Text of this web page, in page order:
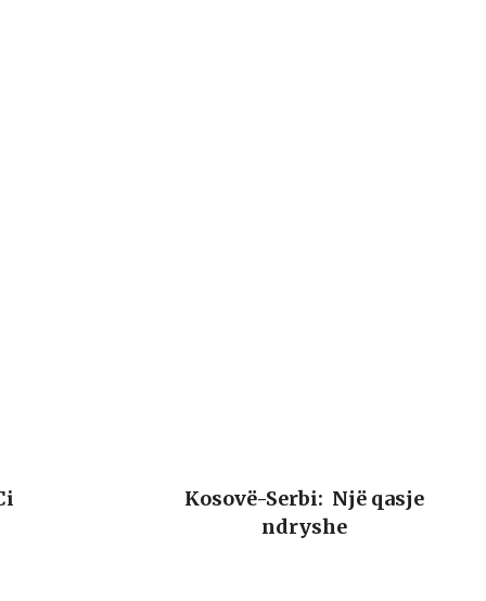
Kosovë-Serbi: Një qasje
ndryshe